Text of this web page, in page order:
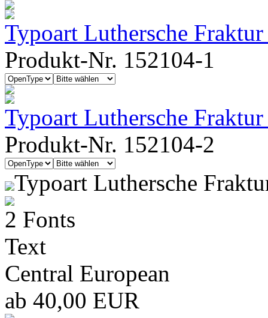
Typoart Luthersche
Produkt-Nr. 152104-1
Typoart Luthersche
Produkt-Nr. 152104-2
Typoart Luthersche
2 Fonts
Text
Central European
ab 40,00 EUR